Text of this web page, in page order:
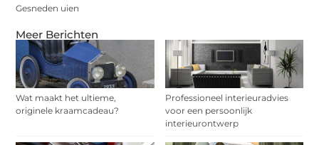
Meer Berichten
Wat maakt het ultieme,
originele kraamcadeau?
Professioneel interieuradvies
voor een persoonlijk
interieurontwerp
Gesneden uien